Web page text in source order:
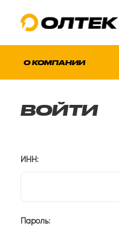
О КОМПАНИИ
ВОЙТИ
ИНН:
Пароль: